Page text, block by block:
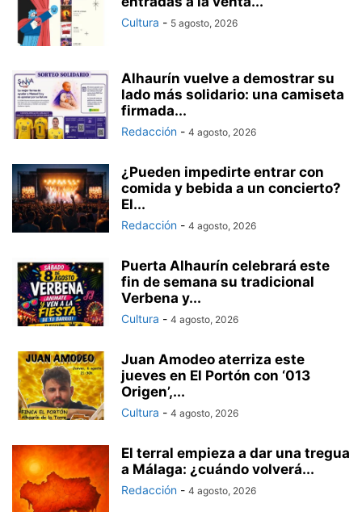
Cultura - 5 agosto, 2026
Alhaurín vuelve a demostrar su
lado más solidario: una camiseta
firmada...
Redacción - 4 agosto, 2026
¿Pueden impedirte entrar con
comida y bebida a un concierto?
El...
Redacción - 4 agosto, 2026
Puerta Alhaurín celebrará este
fin de semana su tradicional
Verbena y...
Cultura - 4 agosto, 2026
Juan Amodeo aterriza este
jueves en El Portón con ‘013
Origen’,...
Cultura - 4 agosto, 2026
El terral empieza a dar una tregua
a Málaga: ¿cuándo volverá...
Redacción - 4 agosto, 2026